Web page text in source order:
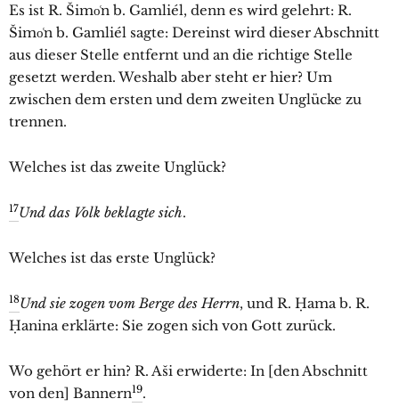
Es ist R. Šimo͑n b. Gamliél, denn es wird gelehrt: R.
Šimo͑n b. Gamliél sagte: Dereinst wird dieser Abschnitt
aus dieser Stelle entfernt und an die richtige Stelle
gesetzt werden. Weshalb aber steht er hier? Um
zwischen dem ersten und dem zweiten Unglücke zu
trennen.
Welches ist das zweite Unglück?
17Und das Volk beklagte sich.
Welches ist das erste Unglück?
18Und sie zogen vom Berge des Herrn, und R. Ḥama b. R.
Ḥanina erklärte: Sie zogen sich von Gott zurück.
Wo gehört er hin? R. Aši erwiderte: In [den Abschnitt
von den] Bannern19.